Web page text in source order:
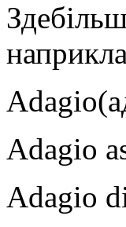
Adagio
Adagio